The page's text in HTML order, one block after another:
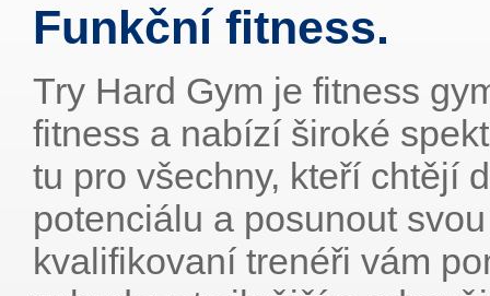
Funkční fitness.
Try Hard Gym je fitness
fitness a nabízí široké
tu pro všechny, kteří chtějí
potenciálu a posunout
kvalifikovaní trenéři vám